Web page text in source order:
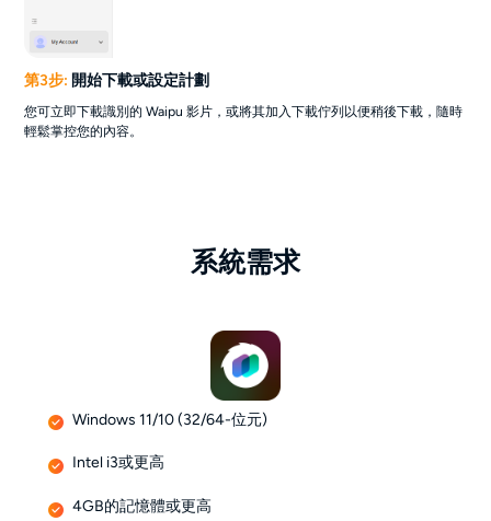
第3步: 開始下載或設定計劃
您可立即下載識別的 Waipu 影片，或將其加入下載佇列以便稍後下載，隨時
輕鬆掌控您的內容。
系統需求
Windows 11/10 (32/64-位元)
Intel i3或更高
4GB的記憶體或更高